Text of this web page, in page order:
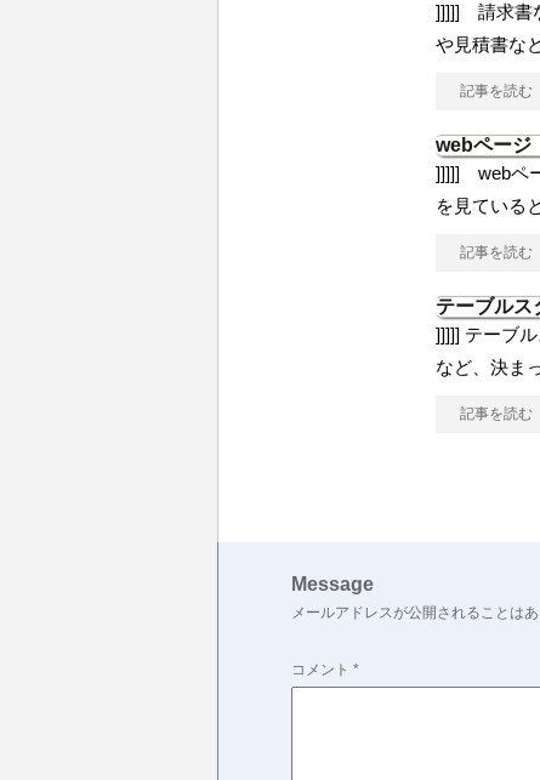
]]]]] 請求書
や見積書な
記事を読む
webペー
]]]]] webペ
を見ている
記事を読む
テーブルス
]]]]] テーブ
など、決ま
記事を読む
Message
メールアドレスが公開されることはあ
コメント *